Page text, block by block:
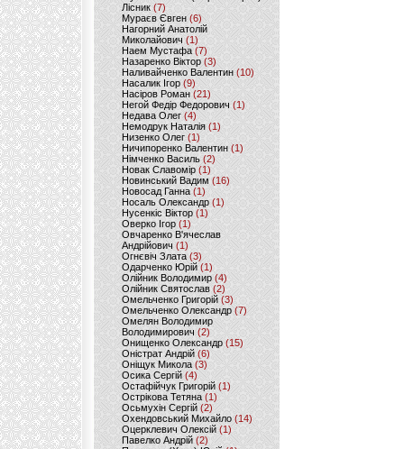
Лісник (7)
Мураєв Євген(6)
Нагорний Анатолій
Миколайович (1)
Наем Мустафа (7)
Назаренко Віктор (3)
Наливайченко Валентин (10)
Насалик Ігор(9)
Насіров Роман (21)
Негой Федір Федорович(1)
Недава Олег(4)
Немодрук Наталія(1)
Низенко Олег (1)
Ничипоренко Валентин (1)
Німченко Василь (2)
Новак Славомір (1)
Новинський Вадим (16)
Новосад Ганна (1)
Носаль Олександр (1)
Нусенкіс Віктор (1)
Оверко Ігор (1)
Овчаренко В'ячеслав
Андрійович(1)
Огнєвіч Злата (3)
Одарченко Юрій(1)
Олійник Володимир (4)
Олійник Святослав (2)
Омельченко Григорій (3)
Омельченко Олександр(7)
Омелян Володимир
Володимирович (2)
Онищенко Олександр (15)
Оністрат Андрій (6)
Оніщук Микола (3)
Осика Сергій(4)
Остафійчук Григорій(1)
Острікова Тетяна (1)
Осьмухін Сергій (2)
Охендовський Михайло (14)
Оцерклевич Олексій (1)
Павелко Андрій (2)